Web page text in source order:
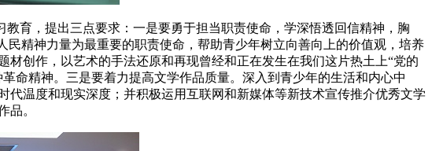
育，提出三点要求：一是要勇于担当职责使命，学深悟透回信精神，胸
精神力量为最重要的职责使命，帮助青少年树立向善向上的价值观，培养
创作，以艺术的手法还原和再现曾经和正在发生在我们这片热土上“党的
命精神。三是要着力提高文学作品质量。深入到青少年的生活和内心中
温度和现实深度；并积极运用互联网和新媒体等新技术宣传推介优秀文学
品。